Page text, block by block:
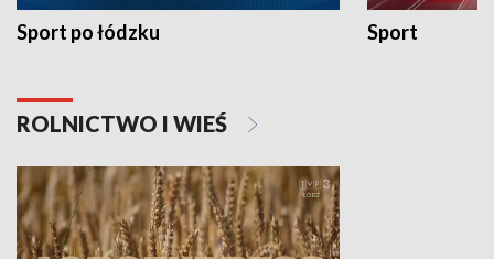
Sport po łódzku Sport
ROLNICTWO I WIEŚ